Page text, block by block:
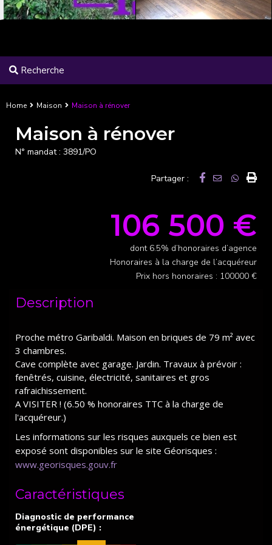
Recherche
Home Maison Maison à rénover
Maison à rénover
N° mandat : 3891/PO
Partager :
106 500 €
dont 6.5% d’honoraires d’agence
Honoraires à la charge de l’acquéreur
Prix hors honoraires : 100000 €
Description
Proche métro Garibaldi. Maison en briques de 79 m² avec
3 chambres.
Cave complète avec garage. Jardin. Travaux à prévoir :
fenêtrés, cuisine, électricité, sanitaires et gros
rafraichissement.
A VISITER ! (6.50 % honoraires TTC à la charge de
l'acquéreur.)
Les informations sur les risques auxquels ce bien est
exposé sont disponibles sur le site Géorisques :
www.georisques.gouv.fr
Caractéristiques